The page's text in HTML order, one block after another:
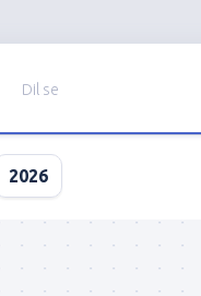
Dil se
2026